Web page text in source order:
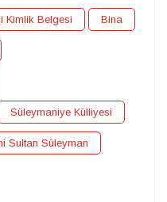
Kimlik Belgesi Bina
Süleymaniye Külliyesi
Sultan Süleyman